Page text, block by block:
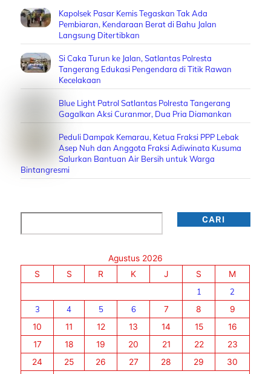
Kapolsek Pasar Kemis Tegaskan Tak Ada
Pembiaran, Kendaraan Berat di Bahu Jalan
Langsung Ditertibkan
Si Caka Turun ke Jalan, Satlantas Polresta
Tangerang Edukasi Pengendara di Titik Rawan
Kecelakaan
Blue Light Patrol Satlantas Polresta Tangerang
Gagalkan Aksi Curanmor, Dua Pria Diamankan
Peduli Dampak Kemarau, Ketua Fraksi PPP Lebak
Asep Nuh dan Anggota Fraksi Adiwinata Kusuma
Salurkan Bantuan Air Bersih untuk Warga
Bintangresmi
CARI
Agustus 2026
S
S R K J S
M
1
2
3
4 5 6 7 8
9
10
11 12 13 14 15
16
17
18 19 20 21 22
23
24
25 26 27 28 29
30